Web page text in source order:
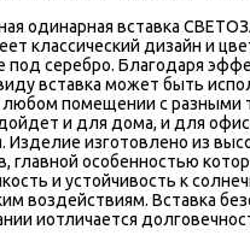
одинарная вставка
классический дизайн и
под серебро. Благодаря
вставка может быть
помещении с разными
и для дома, и для
Изделие изготовлено из
главной особенностью
и устойчивость к
воздействиям. Вставка
иотличается